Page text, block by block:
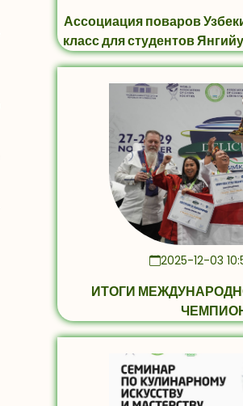
Ассоциация поваров
класс для студентов
2025-12-03
ИТОГИ